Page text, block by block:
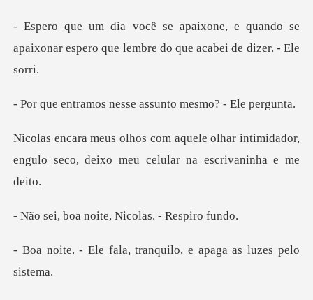
e quando se
apaixonar espero que lemb
nesse assunto mesm
olhar intimidador,
engulo seco, deixo
noite, Nicolas.
la, tranquilo, e apaga